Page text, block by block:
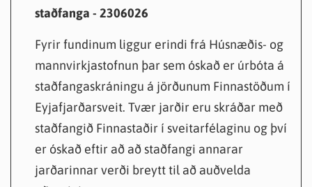
staðfanga - 2306026
Fyrir fundinum liggur erindi frá Húsnæðis- og
mannvirkjastofnun þar sem óskað er úrbóta á
staðfangaskráningu á jörðunum Finnastöðum í
Eyjafjarðarsveit. Tvær jarðir eru skráðar með
staðfangið Finnastaðir í sveitarfélaginu og því
er óskað eftir að að staðfangi annarar
jarðarinnar verði breytt til að auðvelda